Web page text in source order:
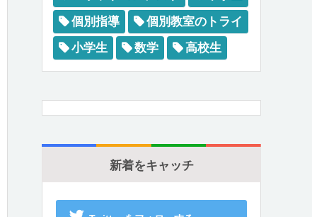
個別指導
個別教室のトライ
小学生
数学 高校生
新着をキャッチ